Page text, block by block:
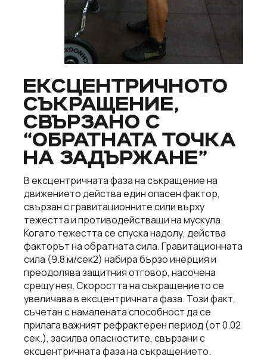
ЕКСЦЕНТРИЧНОТО
СЪКРАЩЕНИЕ,
СВЪРЗАНО С
“ОБРАТНАТА ТОЧКА
НА ЗАДЪРЖАНЕ”
В ексцентричната фаза на съкращение на
движението действа един опасен фактор,
свързан с гравитационните сили върху
тежестта и противодействащи на мускула.
Когато тежестта се спуска надолу, действа
факторът на обратната сила. Гравитационната
сила (9.8 м/сек2) набира бързо инерция и
преодолява защитния отговор, насочена
срещу нея. Скоростта на съкращението се
увеличава в ексцентричната фаза. Този факт,
съчетан с намалената способност да се
прилага важният рефрактерен период (от 0.02
сек.), засилва опасностите, свързани с
ексцентричната фаза на съкращението.